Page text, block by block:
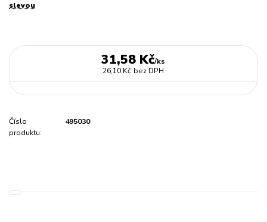
slevou
31,58 Kč/ks
26,10 Kč bez DPH
Číslo
produktu:
495030